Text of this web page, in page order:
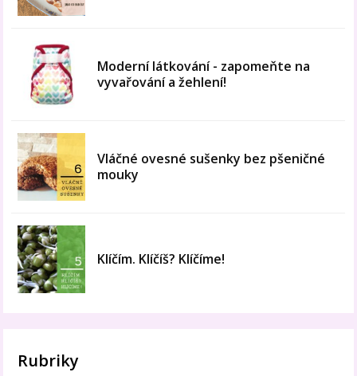
Moderní látkování - zapomeňte na
vyvařování a žehlení!
Vláčné ovesné sušenky bez pšeničné
mouky
Klíčím. Klíčíš? Klíčíme!
Rubriky